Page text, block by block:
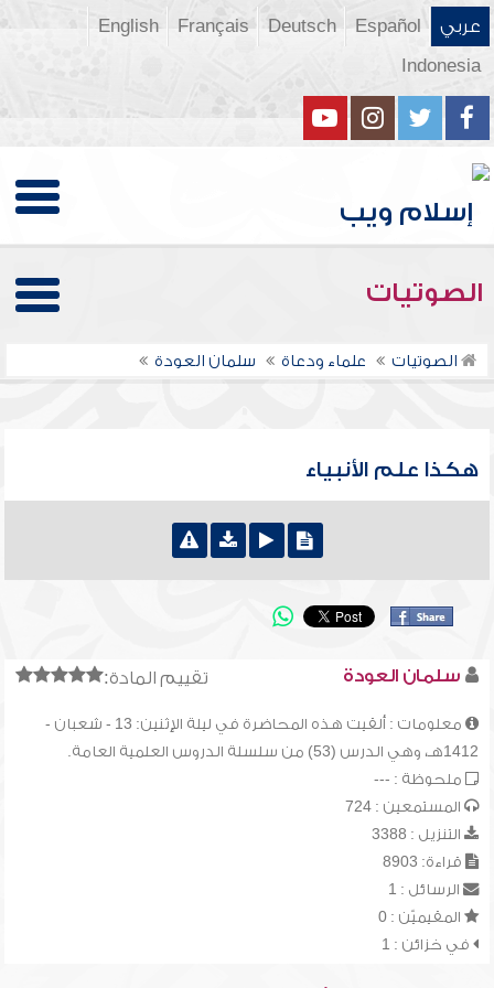
عربي Español
Deutsch
Français
English
Indonesia
الصوتيات
الصوتيات علماء ودعاة سلمان العودة
هكذا علم الأنبياء
تقييم المادة: سلمان العودة
معلومات : ألقيت هذه المحاضرة في ليلة الإثنين: 13 - شعبان -
1412هـ، وهي الدرس (53) من سلسلة الدروس العلمية العامة.
ملحوظة : ---
المستمعين : 724
التنزيل : 3388
قراءة: 8903
الرسائل : 1
المقيميّن : 0
في خزائن : 1